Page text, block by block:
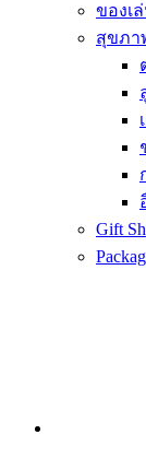
ของเ
สุขภา
Gift